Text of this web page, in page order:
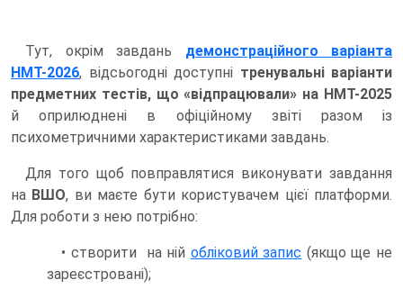
Тут, окрім завдань демонстраційного варіанта
НМТ-2026, відсьогодні доступні тренувальні варіанти
предметних тестів, що «відпрацювали» на НМТ-2025
й оприлюднені в офіційному звіті разом із
психометричними характеристиками завдань.
Для того щоб повправлятися виконувати завдання
на ВШО, ви маєте бути користувачем цієї платформи.
Для роботи з нею потрібно:
• створити на ній обліковий запис (якщо ще не
зареєстровані);